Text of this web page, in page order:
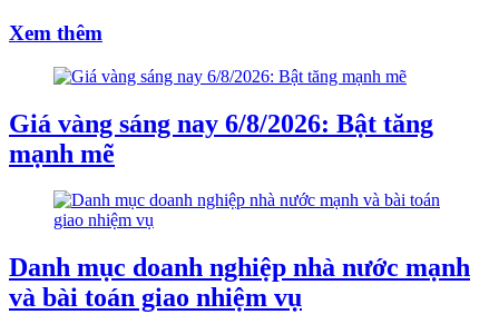
Xem thêm
Giá vàng sáng nay 6/8/2026: Bật tăng
mạnh mẽ
Danh mục doanh nghiệp nhà nước mạnh
và bài toán giao nhiệm vụ